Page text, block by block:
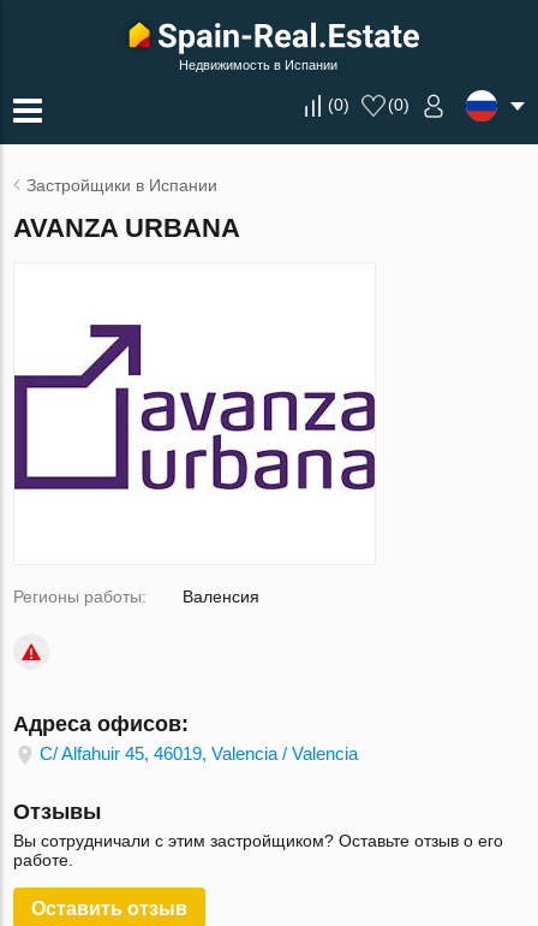
Недвижимость в Испании
(0) (0)
Застройщики в Испании
AVANZA URBANA
Регионы работы: Валенсия
Адреса офисов:
C/ Alfahuir 45, 46019, Valencia / Valencia
Отзывы
Вы сотрудничали с этим застройщиком? Оставьте отзыв о его
работе.
Оставить отзыв